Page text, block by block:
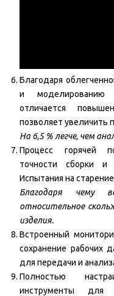
Благодаря
и моделированию
отличается
позволяет увеличить
На 6,5 % легче, чем
Процесс горячей
точности сборки и
Испытания на
Благодаря чему
относительное
изделия.
Встроенный
сохранение рабочих
для передачи и
Полностью
инструменты для